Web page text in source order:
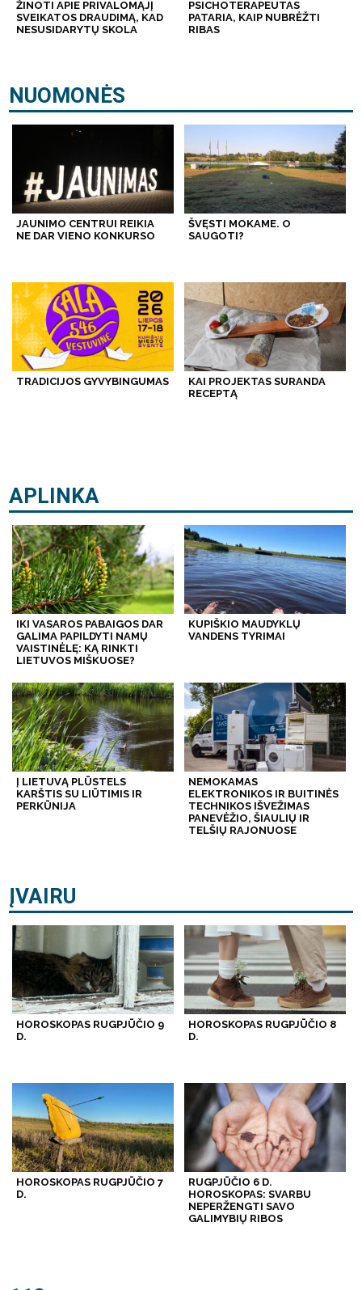
ŽINOTI APIE PRIVALOMĄJĮ
SVEIKATOS DRAUDIMĄ, KAD
NESUSIDARYTŲ SKOLA
PSICHOTERAPEUTAS
PATARIA, KAIP NUBRĖŽTI
RIBAS
NUOMONĖS
JAUNIMO CENTRUI REIKIA
NE DAR VIENO KONKURSO
ŠVĘSTI MOKAME. O
SAUGOTI?
TRADICIJOS GYVYBINGUMAS
KAI PROJEKTAS SURANDA
RECEPTĄ
APLINKA
IKI VASAROS PABAIGOS DAR
GALIMA PAPILDYTI NAMŲ
VAISTINĖLĘ: KĄ RINKTI
LIETUVOS MIŠKUOSE?
KUPIŠKIO MAUDYKLŲ
VANDENS TYRIMAI
Į LIETUVĄ PLŪSTELS
KARŠTIS SU LIŪTIMIS IR
PERKŪNIJA
NEMOKAMAS
ELEKTRONIKOS IR BUITINĖS
TECHNIKOS IŠVEŽIMAS
PANEVĖŽIO, ŠIAULIŲ IR
TELŠIŲ RAJONUOSE
ĮVAIRU
HOROSKOPAS RUGPJŪČIO 9
D.
HOROSKOPAS RUGPJŪČIO 8
D.
HOROSKOPAS RUGPJŪČIO 7
D.
RUGPJŪČIO 6 D.
HOROSKOPAS: SVARBU
NEPERŽENGTI SAVO
GALIMYBIŲ RIBOS